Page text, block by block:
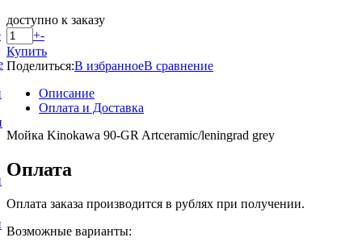
доступно к заказу
+-
Купить
Поделиться:В избранноеВ сравнение
Описание
Оплата и Доставка
Мойка Kinokawa 90-GR Artceramic/leningrad grey
Оплата
Оплата заказа производится в рублях при получении.
Возможные варианты: